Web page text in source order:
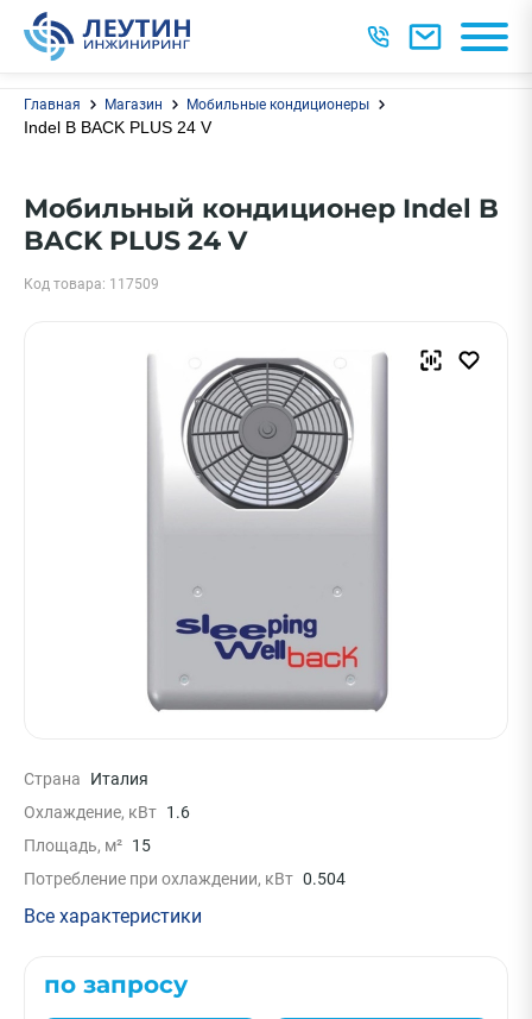
Главная Магазин Мобильные кондиционеры
Indel B BACK PLUS 24 V
Мобильный кондиционер Indel B
BACK PLUS 24 V
Код товара: 117509
Страна
Италия
Охлаждение, кВт 1.6
Площадь, м² 15
Потребление при охлаждении, кВт 0.504
Все характеристики
по запросу